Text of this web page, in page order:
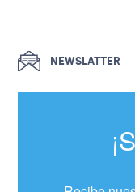
NEWSLATTER